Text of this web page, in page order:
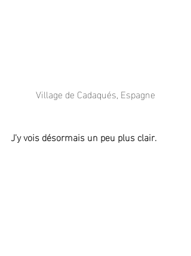
Village de Cadaqués, Espagne
J'y vois désormais un peu plus clair.